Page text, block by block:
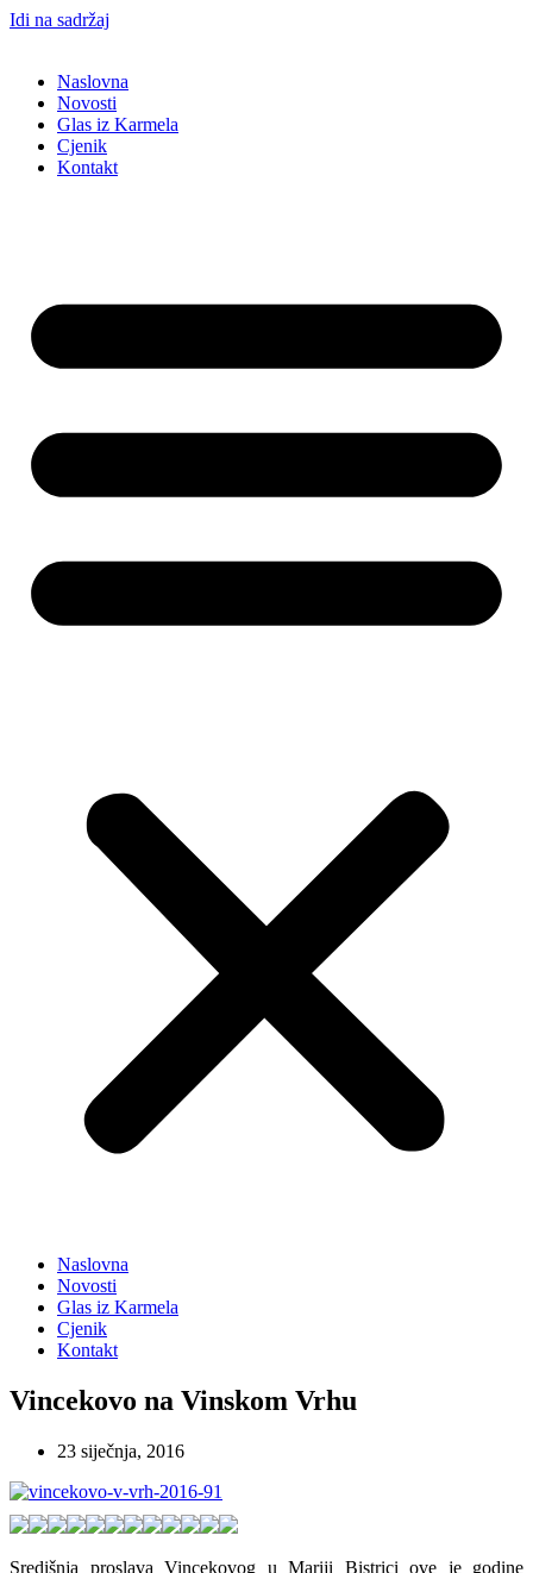
Idi na sadržaj
Naslovna
Novosti
Glas iz Karmela
Cjenik
Kontakt
Naslovna
Novosti
Glas iz Karmela
Cjenik
Kontakt
Vincekovo na Vinskom Vrhu
23 siječnja, 2016
Središnja proslava Vincekovog u Mariji Bistrici ove je godine